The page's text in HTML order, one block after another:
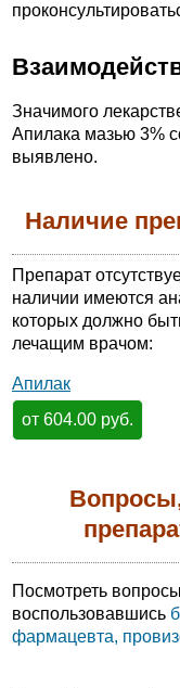
Значимого
Апилака мазью 3%
выявлено.
Наличие
Препарат
наличии имеются
которых должно
лечащим врачом:
Апилак
от 604.00 руб.
Посмотреть
воспользовавшись
фармацевта,